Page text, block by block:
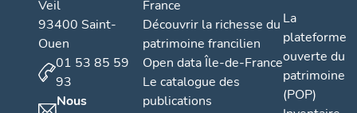
Veil
93400 Saint-
Ouen
01 53 85 59
93
Nous
France
Découvrir la richesse du
patrimoine francilien
Open data Île-de-France
Le catalogue des
publications
La
plateforme
ouverte du
patrimoine
(POP)